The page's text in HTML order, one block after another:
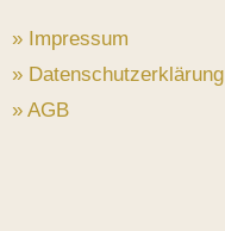
» Impressum
» Datenschutzerklärung
» AGB